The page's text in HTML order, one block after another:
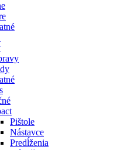
Pištole
Nástavce
Predĺženia